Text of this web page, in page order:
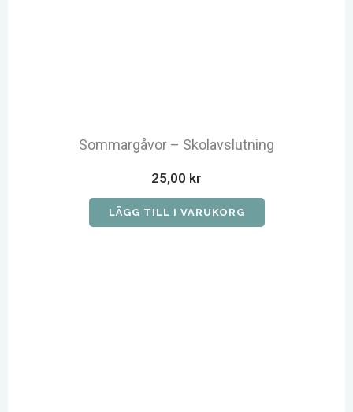
Sommargåvor – Skolavslutning
25,00 kr
LÄGG TILL I VARUKORG